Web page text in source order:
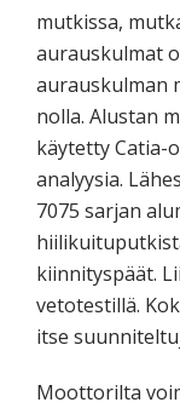
mutkissa,
aurauskulmat
aurauskulman
nolla. Alustan
käytetty Catia-
analyysia.
7075 sarjan
kiinnityspäät.
vetotestillä.
itse
Moottorilta